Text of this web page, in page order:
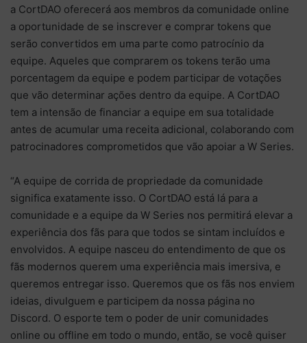
a CortDAO oferecerá aos membros da comunidade online
a oportunidade de se inscrever e comprar tokens que
serão convertidos em uma parte como patrocínio da
equipe. Aqueles que comprarem os tokens terão uma
porcentagem da equipe e podem participar de votações
que vão determinar ações dentro da equipe. A CortDAO
tem a intensão de financiar a equipe em sua totalidade
antes de acumular uma receita adicional, colaborando com
patrocinadores comprometidos que vão apoiar a W Series.
“A equipe de corrida de propriedade da comunidade
significa exatamente isso. O CortDAO está lá para a
comunidade e a equipe da W Series nos permitirá elevar a
experiência dos fãs para que todos se sintam incluídos e
envolvidos. A equipe nasceu do entendimento de que os
fãs modernos querem uma experiência mais imersiva, e
queremos entregar isso. Queremos que os fãs nos enviem
ideias, divulguem e participem da nossa página no
Discord. O esporte tem o poder de unir comunidades
online ou offline em todo o mundo, então, se você quiser